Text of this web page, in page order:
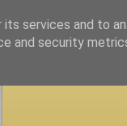
services and to
and security